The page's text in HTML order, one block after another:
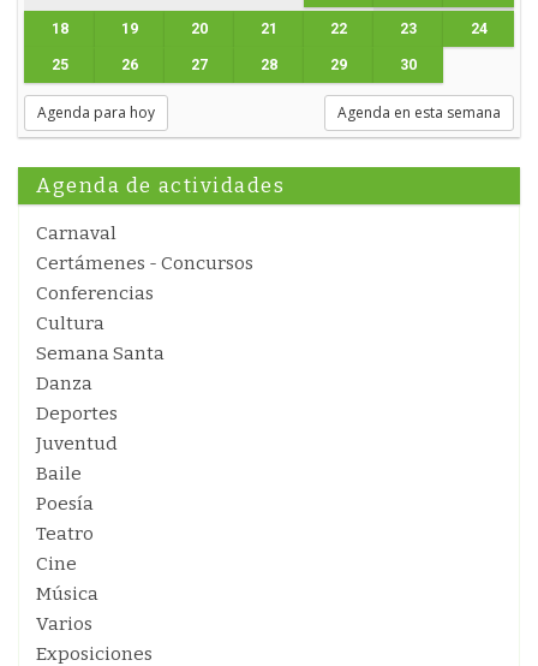
18 19 20 21 22 23 24
25 26 27 28 29 30
Agenda para hoy Agenda en esta semana
Agenda de actividades
Carnaval
Certámenes - Concursos
Conferencias
Cultura
Semana Santa
Danza
Deportes
Juventud
Baile
Poesía
Teatro
Cine
Música
Varios
Exposiciones